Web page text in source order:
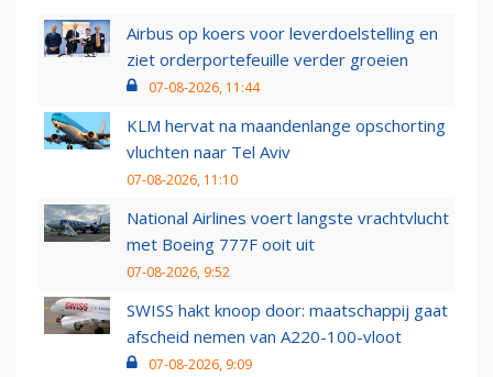
Airbus op koers voor leverdoelstelling en
ziet orderportefeuille verder groeien
07-08-2026, 11:44
KLM hervat na maandenlange opschorting
vluchten naar Tel Aviv
07-08-2026, 11:10
National Airlines voert langste vrachtvlucht
met Boeing 777F ooit uit
07-08-2026, 9:52
SWISS hakt knoop door: maatschappij gaat
afscheid nemen van A220-100-vloot
07-08-2026, 9:09